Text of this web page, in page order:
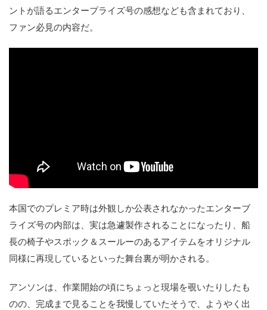
ントが語るエンタープライズ号の感想なども含まれており、
ファン必見の内容だ。
本国でのプレミア時は外観しか公表されなかったエンターブ
ライズ号の内部は、実は急遽製作されることになったり、船
長の椅子やスポック＆スールーのあるアイテムをオリジナル
同様に再現しているといった舞台裏が明かされる。
アンソンは、作業開始の頃にちょっと現場を覗いたりしたも
のの、完成まで見ることを我慢していたそうで、ようやく出